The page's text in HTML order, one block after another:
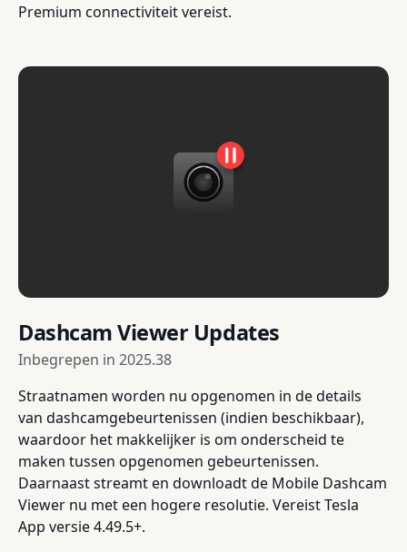
Premium connectiviteit vereist.
Dashcam Viewer Updates
Inbegrepen in 2025.38
Straatnamen worden nu opgenomen in de details
van dashcamgebeurtenissen (indien beschikbaar),
waardoor het makkelijker is om onderscheid te
maken tussen opgenomen gebeurtenissen.
Daarnaast streamt en downloadt de Mobile Dashcam
Viewer nu met een hogere resolutie. Vereist Tesla
App versie 4.49.5+.